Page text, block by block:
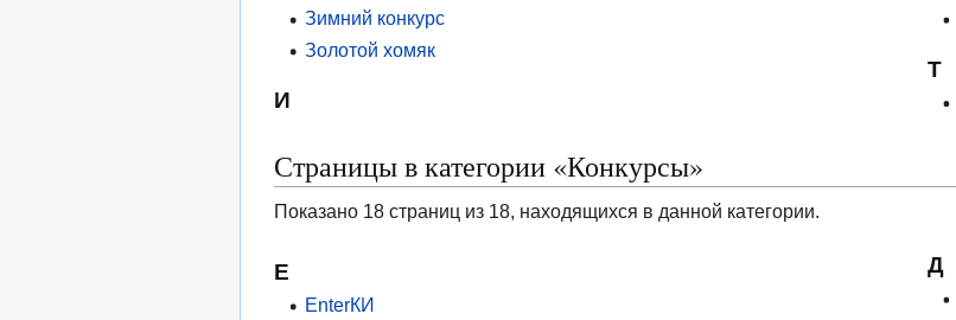
Зимний конкурс
Золотой хомяк
И
Т
Страницы в категории «Конкурсы»
Показано 18 страниц из 18, находящихся в данной категории.
E
EnterКИ
Д